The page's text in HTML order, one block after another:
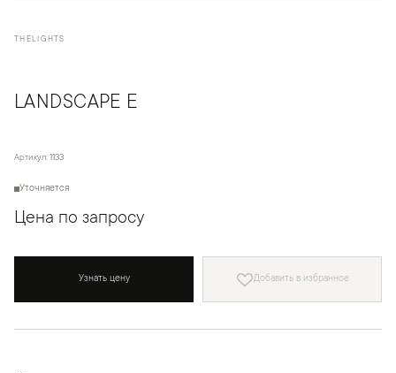
THELIGHTS
LANDSCAPE E
Артикул: 1133
Уточняется
Цена по запросу
Узнать цену Добавить в избранное